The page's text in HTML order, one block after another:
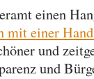
einen
mit einer
und
und